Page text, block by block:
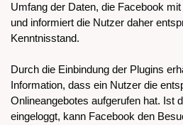
Umfang der Daten, die Facebook
und informiert die Nutzer daher
Kenntnisstand.
Durch die Einbindung der Plugins
Information, dass ein Nutzer die
Onlineangebotes aufgerufen hat. Ist
eingeloggt, kann Facebook den